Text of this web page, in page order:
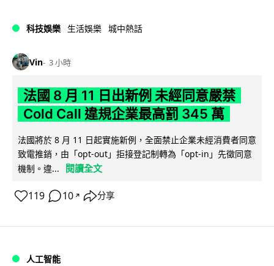
科技娛樂 生活娛樂 城中熱話
Vin 3 小時
法國 8 月 11 日出新例 未經同意嚴禁
Cold Call 違規企業最高罰 345 萬
法國將於 8 月 11 日起實施新例，全面禁止企業未經消費者同意
致電推銷，由「opt-out」拒接登記制轉為「opt-in」先徵同意
機制。違...
閱讀全文
119 10 ↗ 分享
人工智能